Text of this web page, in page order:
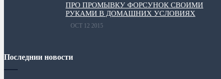
ПРО ПРОМЫВКУ ФОРСУНОК СВОИМИ
РУКАМИ В ДОМАШНИХ УСЛОВИЯХ
OCT 12 2015
Последнии новости